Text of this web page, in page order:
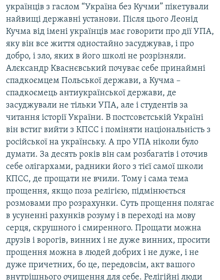
українців з гаслом “Україна без Кучми” пікетували
найвищі державні установи. Після цього Леонід
Кучма від імені українців має говорити про дії УПА,
яку він все життя одностайно засуджував, і про
добро, і зло, яких в його школі не розрізняли.
Алєксандр Кваснєвський почуває себе принаймні
спадкоємцем Польської держави, а Кучма –
спадкоємець антиукраїнської держави, де
засуджували не тільки УПА, але і студентів за
читання історії України. В постсовєтській Україні
він встиг вийти з КПСС і поміняти національність з
російської на українську. А про УПА ніколи було
думати. За десять років він сам розбагатів і оточив
себе олігархами, радники його з тієї самої школи
КПСС, де прощати не вчили. Тому і сама тема
прощення, якщо поза релігією, підмінюється
розмовами про розрахунки. Суть прощення полягає
в усуненні рахунків розуму і в переході на мову
серця, скрушного і смиренного. Прощати можна
друзів і ворогів, винних і не дуже винних, просити
прощення можна в людей добрих і не дуже, і не
дуже причетних, бо це, передовсім, акт вашого
внутрішнього очищення для себе. Релігійні люди